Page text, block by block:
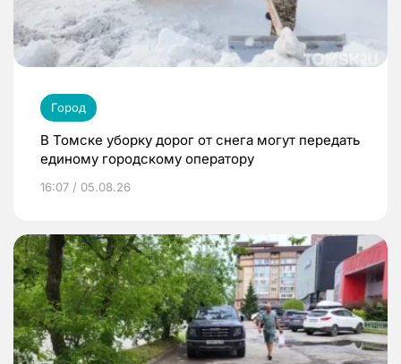
Город
В Томске уборку дорог от снега могут передать
единому городскому оператору
16:07 / 05.08.26